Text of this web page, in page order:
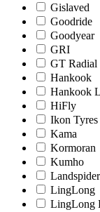
Gislaved
Goodride
Goodyear
GRI
GT Radial
Hankook
Hankook
HiFly
Ikon Tyres
Kama
Kormoran
Kumho
Landspider
LingLong
LingLong